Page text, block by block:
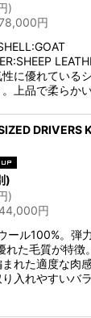
)
円
に優れている
。上品で柔らか
DRIVERS
)
)
円
ール100%。弾
れた毛質が特徴
れた適度な肉
入れやすいバ